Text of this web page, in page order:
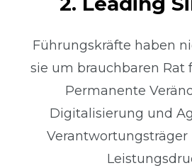
Führungskräfte haben
sie um brauchbaren Rat
Permanente
Digitalisierung und
Verantwortungsträger